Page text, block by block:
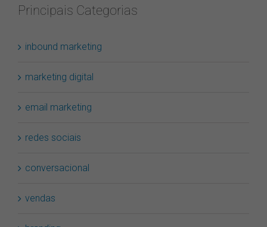
Principais Categorias
inbound marketing
marketing digital
email marketing
redes sociais
conversacional
vendas